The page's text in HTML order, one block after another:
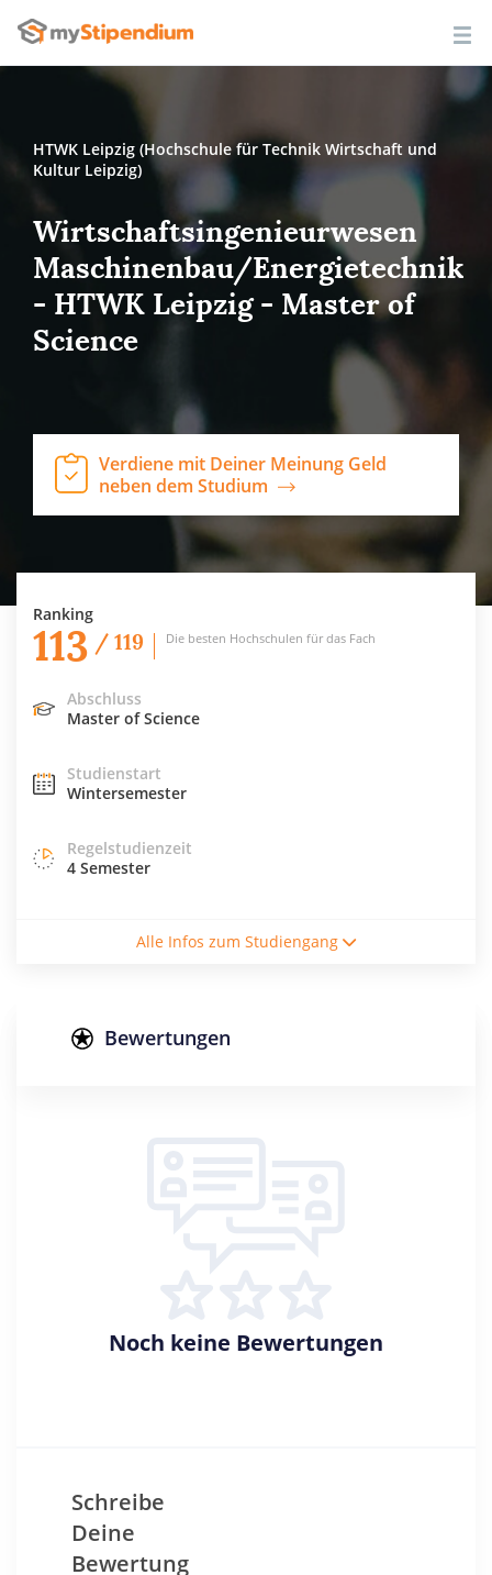
HTWK Leipzig (Hochschule für Technik Wirtschaft und
Kultur Leipzig)
Wirtschaftsingenieurwesen
Maschinenbau/Energietechnik
- HTWK Leipzig - Master of
Science
Verdiene mit Deiner Meinung Geld
neben dem Studium
Ranking
113 / 119 Die besten Hochschulen für das Fach
Abschluss
Master of Science
Studienstart
Wintersemester
Regelstudienzeit
4 Semester
VollzeitstudiumAlle Infos zum Studiengang
Bewertungen
Noch keine Bewertungen
Schreibe
Deine
Bewertung